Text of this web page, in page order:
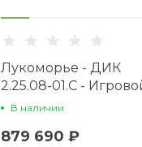
Лукоморье - ДИК
2.25.08-01.С -
комплекс H=1200
В наличии
879 690 ₽